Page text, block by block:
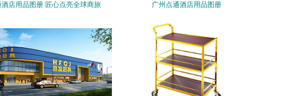
酒店用品图册 匠心点亮全球商旅
广州点通酒店用品图册